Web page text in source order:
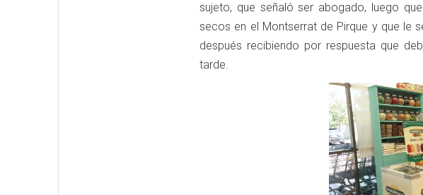
sujeto, que señaló ser abogado, luego
secos en el Montserrat de Pirque y que le
después recibiendo por respuesta que
tarde.